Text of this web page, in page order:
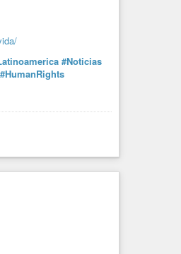
#Noticias
#HumanRights